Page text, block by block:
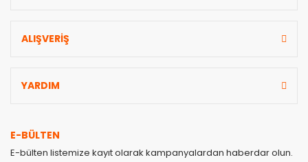
ALIŞVERİŞ
YARDIM
E-BÜLTEN
E-bülten listemize kayıt olarak kampanyalardan haberdar olun.